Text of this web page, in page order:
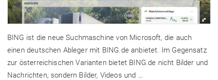
BING ist die neue Suchmaschine von Microsoft, die auch
einen deutschen Ableger mit BING.de anbietet. Im Gegensatz
zur österreichischen Varianten bietet BING.de nicht Bilder und
Nachrichten, sondern Bilder, Videos und …